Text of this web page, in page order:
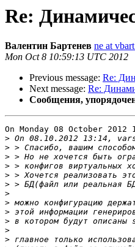
Re:
Валентин Бартенев ne at
Mon Oct 8 10:59:13 UTC 2012
Previous message: Re:
Next message: Re:
Сообщения,
On Monday 08 October 2012
>
>
>
>
>
>
>
>
>
>
>
>